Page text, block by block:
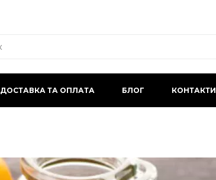
ДОСТАВКА ТА ОПЛАТА БЛОГ КОНТАКТИ